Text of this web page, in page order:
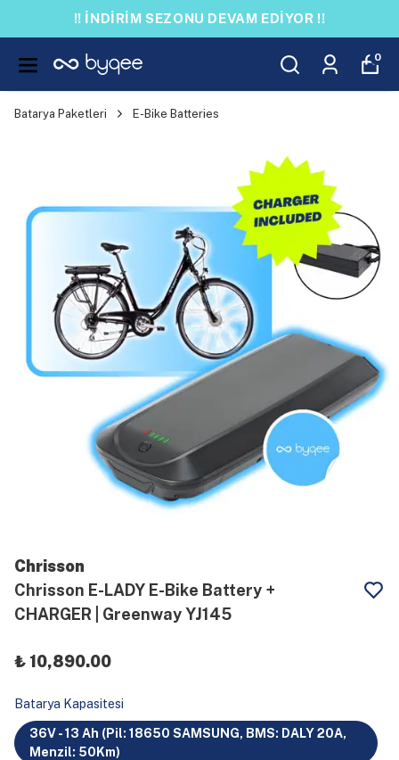
!! İNDİRİM SEZONU DEVAM EDİYOR !!
0
Batarya Paketleri E-Bike Batteries
Chrisson
Chrisson E-LADY E-Bike Battery +
CHARGER | Greenway YJ145
₺ 10,890.00
Batarya Kapasitesi
36V - 13 Ah (Pil: 18650 SAMSUNG, BMS: DALY 20A,
Menzil: 50Km)